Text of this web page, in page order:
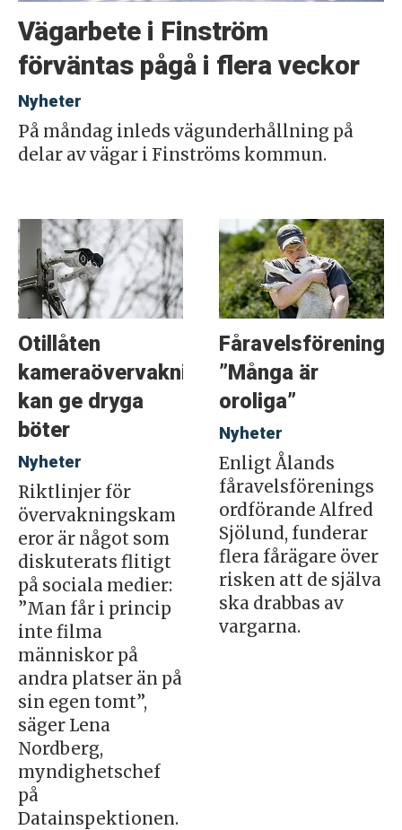
Vägarbete i Finström
förväntas pågå i flera veckor
Nyheter
På måndag inleds vägunderhållning på
delar av vägar i Finströms kommun.
Otillåten
kameraövervakning
kan ge dryga
böter
Nyheter
Riktlinjer för
övervakningskam
eror är något som
diskuterats flitigt
på sociala medier:
”Man får i princip
inte filma
människor på
andra platser än på
sin egen tomt”,
säger Lena
Nordberg,
myndighetschef
på
Datainspektionen.
”Många är
oroliga”
Nyheter
Enligt Ålands
fåravelsförenings
ordförande Alfred
Sjölund, funderar
flera fårägare över
risken att de själva
ska drabbas av
vargarna.